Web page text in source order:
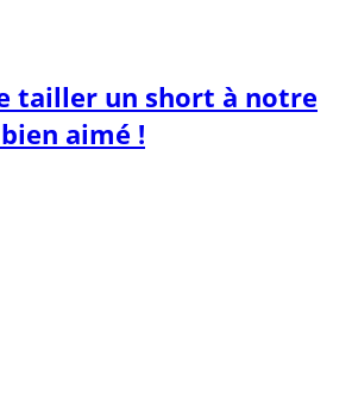
tailler un short à notre
aimé !